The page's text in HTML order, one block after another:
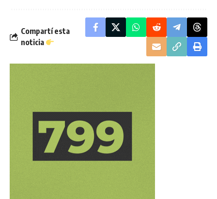
Compartí esta
noticia